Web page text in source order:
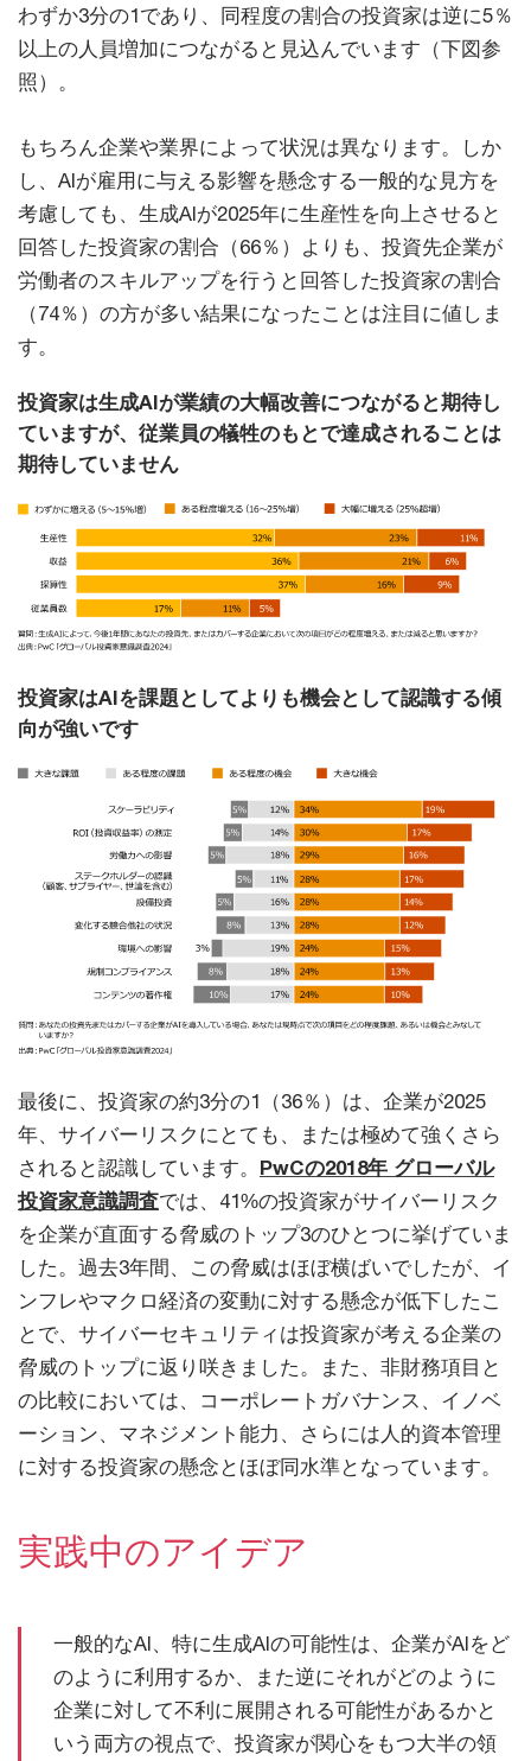
わずか3分の1であり、同程度の割合の投資家は逆に5％
以上の人員増加につながると見込んでいます（下図参
照）。
もちろん企業や業界によって状況は異なります。しか
し、AIが雇用に与える影響を懸念する一般的な見方を
考慮しても、生成AIが2025年に生産性を向上させると
回答した投資家の割合（66％）よりも、投資先企業が
労働者のスキルアップを行うと回答した投資家の割合
（74％）の方が多い結果になったことは注目に値しま
す。
投資家は生成AIが業績の大幅改善につながると期待し
ていますが、従業員の犠牲のもとで達成されることは
期待していません
投資家はAIを課題としてよりも機会として認識する傾
向が強いです
最後に、投資家の約3分の1（36％）は、企業が2025
年、サイバーリスクにとても、または極めて強くさら
されると認識しています。 PwCの2018年 グローバル
投資家意識調査では、41%の投資家がサイバーリスク
を企業が直面する脅威のトップ3のひとつに挙げていま
した。過去3年間、この脅威はほぼ横ばいでしたが、イ
ンフレやマクロ経済の変動に対する懸念が低下したこ
とで、サイバーセキュリティは投資家が考える企業の
脅威のトップに返り咲きました。また、非財務項目と
の比較においては、コーポレートガバナンス、イノベ
ーション、マネジメント能力、さらには人的資本管理
に対する投資家の懸念とほぼ同水準となっています。
実践中のアイデア
一般的なAI、特に生成AIの可能性は、企業がAIをど
のように利用するか、また逆にそれがどのように
企業に対して不利に展開される可能性があるかと
いう両方の視点で、投資家が関心をもつ大半の領